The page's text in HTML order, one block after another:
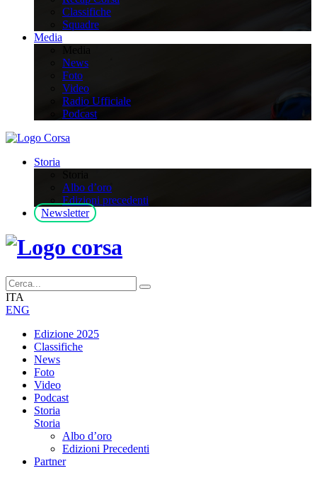
Classifiche
Squadre
Media
News
Foto
Video
Radio Ufficiale
Podcast
Storia
Albo d’oro
Edizioni precedenti
Newsletter
ITA
ENG
Edizione 2025
Classifiche
News
Foto
Video
Podcast
Storia
Storia
Albo d’oro
Edizioni Precedenti
Partner